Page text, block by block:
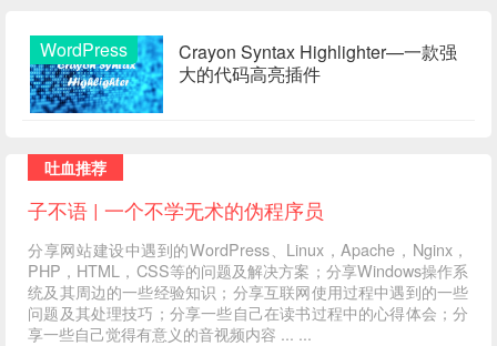
WordPress
Crayon Syntax Highlighter—一款强
大的代码高亮插件
吐血推荐
子不语 | 一个不学无术的伪程序员
分享网站建设中遇到的WordPress、Linux，Apache，Nginx，
PHP，HTML，CSS等的问题及解决方案；分享Windows操作系
统及其周边的一些经验知识；分享互联网使用过程中遇到的一些
问题及其处理技巧；分享一些自己在读书过程中的心得体会；分
享一些自己觉得有意义的音视频内容 ... ...